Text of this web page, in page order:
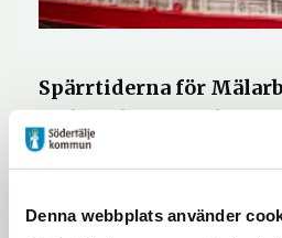
Denna webbplats använder
Spärrtiderna för
ändras den 3 april 2018.
spärrtiderna för Mälarbron